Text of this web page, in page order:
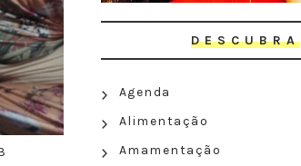
DESCUBRA
Agenda
Alimentação
Amamentação